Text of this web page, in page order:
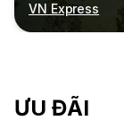
VN Express
ƯU ĐÃI